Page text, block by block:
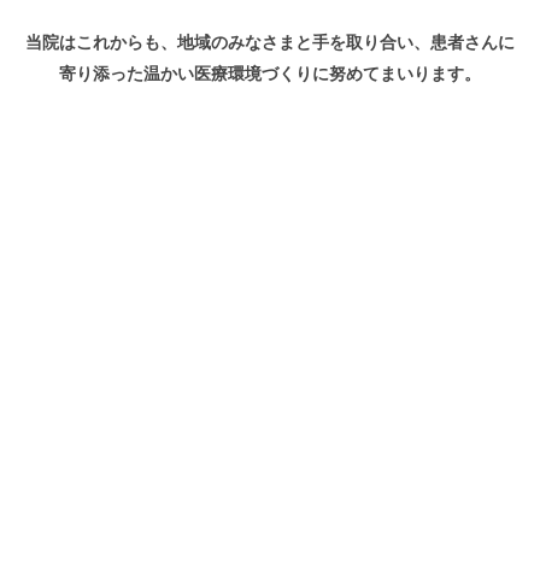
当院はこれからも、地域のみなさまと手を取り合い、患者さんに
寄り添った温かい医療環境づくりに努めてまいります。